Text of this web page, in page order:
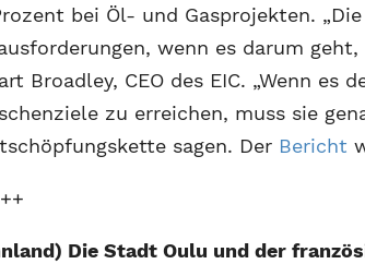
bei Öl- und Gasprojekten.
wenn es darum
Broadley, CEO des EIC. „Wenn
zu erreichen, muss sie
sagen. Der Bericht
Die Stadt Oulu und der